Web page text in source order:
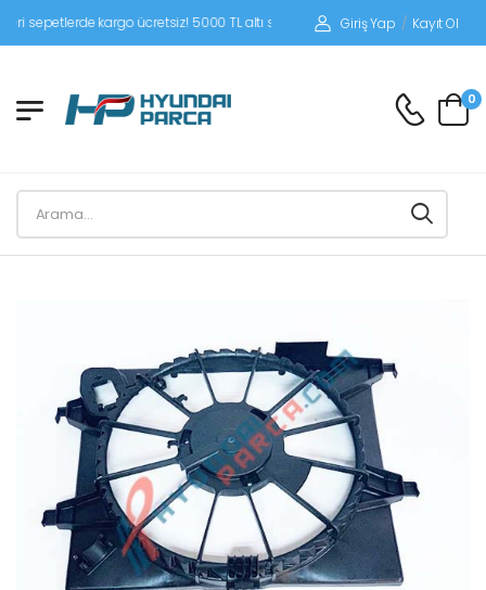
kargo ücretsiz! 5000 TL altı siparişlerinizde siparişleriniz alıcı
Giriş Yap / Kayıt Ol
0